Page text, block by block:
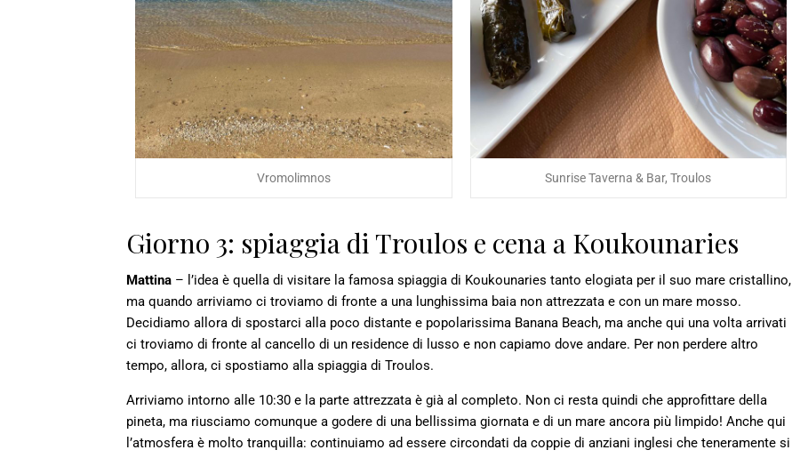
Vromolimnos Sunrise Taverna & Bar, Troulos
Giorno 3: spiaggia di Troulos e cena a Koukounaries
Mattina – l’idea è quella di visitare la famosa spiaggia di Koukounaries tanto elogiata per il suo mare cristallino,
ma quando arriviamo ci troviamo di fronte a una lunghissima baia non attrezzata e con un mare mosso.
Decidiamo allora di spostarci alla poco distante e popolarissima Banana Beach, ma anche qui una volta arrivati
ci troviamo di fronte al cancello di un residence di lusso e non capiamo dove andare. Per non perdere altro
tempo, allora, ci spostiamo alla spiaggia di Troulos.
Arriviamo intorno alle 10:30 e la parte attrezzata è già al completo. Non ci resta quindi che approfittare della
pineta, ma riusciamo comunque a godere di una bellissima giornata e di un mare ancora più limpido! Anche qui
l’atmosfera è molto tranquilla: continuiamo ad essere circondati da coppie di anziani inglesi che teneramente si